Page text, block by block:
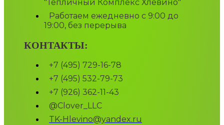
"Тепличный Комплекс Хлевино"
Работаем ежедневно с 9:00 до
19:00, без перерыва
КОНТАКТЫ:
+7 (495) 729-16-78
+7 (495) 532-79-73
+7 (926) 362-11-43
@Clover_LLC
TK-Hlevino@yandex.ru